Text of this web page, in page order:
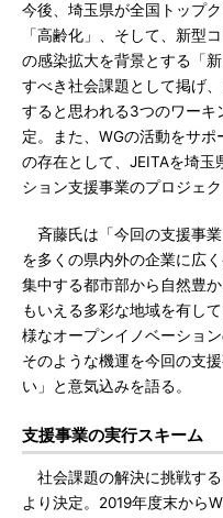
今後、埼玉県が全国トップ
「高齢化」、そして、新型
の感染拡大を背景とする「
すべき社会課題として掲げ
すると思われる3つのワーキ
定。また、WGの活動をサ
の存在として、JEITAを埼
ション支援事業のプロジェ
斉藤氏は「今回の支援事
を多くの県内外の企業に広
集中する都市部から自然豊
もいえる多彩な地域を有し
様なオープンイノベーショ
そのような機運を今回の支
い」と意気込みを語る。
支援事業の実行スキーム
社会課題の解決に挑戦す
より決定。2019年度末から